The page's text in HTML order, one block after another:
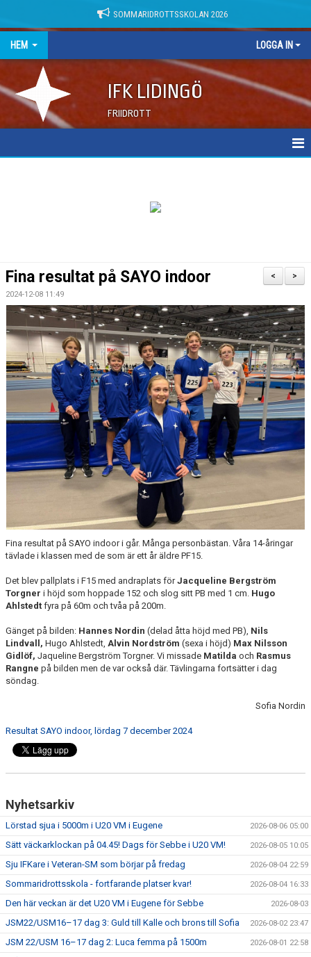
SOMMARIDROTTSSKOLAN 2026
HEM LOGGA IN
IFK LIDINGÖ
FRIIDROTT
>
<
Fina resultat på SAYO indoor
2024-12-08 11:49
Fina resultat på SAYO indoor i går. Många personbästan. Våra 14-åringar
tävlade i klassen med de som är ett år äldre PF15.
Det blev pallplats i F15 med andraplats förJacqueline Bergström
Torgner i höjd som hoppade 152 och slog sitt PB med 1 cm. Hugo
Ahlstedt fyra på 60m och tvåa på 200m.
Gänget på bilden: Hannes Nordin (delad åtta höjd med PB), Nils
Lindvall, Hugo Ahlstedt, Alvin Nordström (sexa i höjd) Max Nilsson
Gidlöf, Jaqueline Bergström Torgner. Vi missade Matilda och Rasmus
Rangne på bilden men de var också där. Tävlingarna fortsätter i dag
söndag.
Sofia Nordin
Resultat SAYO indoor, lördag 7 december 2024
Nyhetsarkiv
Lörstad sjua i 5000m i U20 VM i Eugene 2026-08-06 05:00
Sätt väckarklockan på 04.45! Dags för Sebbe i U20 VM! 2026-08-05 10:05
Sju IFKare i Veteran-SM som börjar på fredag 2026-08-04 22:59
Sommaridrottsskola - fortfarande platser kvar! 2026-08-04 16:33
Den här veckan är det U20 VM i Eugene för Sebbe 2026-08-03
JSM22/USM16–17 dag 3: Guld till Kalle och brons till Sofia 2026-08-02 23:47
JSM 22/USM 16–17 dag 2: Luca femma på 1500m 2026-08-01 22:58